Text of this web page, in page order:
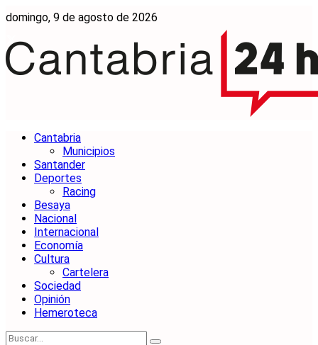
domingo, 9 de agosto de 2026
Cantabria
Municipios
Santander
Deportes
Racing
Besaya
Nacional
Internacional
Economía
Cultura
Cartelera
Sociedad
Opinión
Hemeroteca